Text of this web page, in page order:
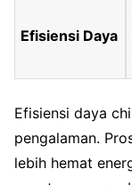
Efisiensi Daya
Efisiensi daya
pengalaman.
lebih hemat